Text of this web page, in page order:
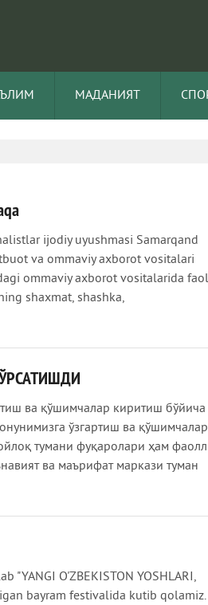
МАДАНИЯТ
ijodiy uyushmasi Samarqand
va ommaviy axborot vositalari
ommaviy axborot vositalarida
shaxmat, shashka,
ва қўшимчалар киритиш бўйича
ўзгартиш ва қўшимчалар
тумани фуқаролари ҳам
ва маърифат маркази туман
O'ZBEKISTON YOSHLARI,
bayram festivalida kutib qolamiz.